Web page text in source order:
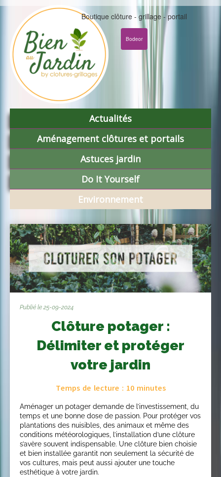
Boutique clôture - grillage - portail
Bodeor
Actualités
Aménagement clôtures et portails
Astuces jardin
Do It Yourself
Environnement
Publié le 25-09-2024
Clôture potager :
Délimiter et protéger
votre jardin
Temps de lecture : 10minutes
Aménager un potager demande de l’investissement, du
temps et une bonne dose de passion. Pour protéger vos
plantations des nuisibles, des animaux et même des
conditions météorologiques, l’installation d’une clôture
s’avère souvent indispensable. Une clôture bien choisie
et bien installée garantit non seulement la sécurité de
vos cultures, mais peut aussi ajouter une touche
esthétique à votre jardin.